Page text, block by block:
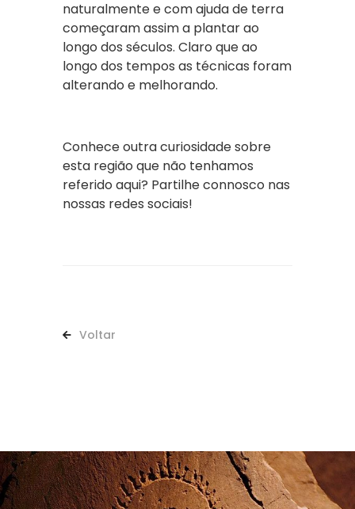
Voltar
naturalmente e com ajuda de terra
começaram assim a plantar ao
longo dos séculos. Claro que ao
longo dos tempos as técnicas foram
alterando e melhorando.
Conhece outra curiosidade sobre
esta região que não tenhamos
referido aqui? Partilhe connosco nas
nossas redes sociais!